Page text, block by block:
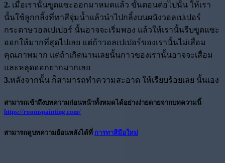
2. เมื่อเรานั้นขูดแซะออกมาหมดแล้ว ขั้นตอนต่อไปนั้น ให้เรา
นั้นใช้ลูกกลิ้งที่ทาสีจุ่มน้ำแล้วนำไปกลิ้งบนผนังวอลเปเปอร์
กระดาษวอลเปเปอร์ นั้นอาจจะเริ่มพอง แล้วให้เรานั้นรีบขูดแซะ
ออกให้มากที่สุดไปเลย แต่ถ้าวอลเปเปอร์ของเรานั้นไม่เสื่อม
คุณภาพมาก แต่ถ้าเกิดนานเลยนั้นกาวของเรานั้นอาจจะเสื่อม
และหลุดออกยากมากเลย
3.หลังจากนั้น ก็สามารถทำความสะอาด ให้เรียบร้อยเลย นั้นเอง
สามารถเข้าถึงบทความก่อนหน้าทั้งหมดได้อย่างง่ายดายจากบทความนี้
https://roomspainting.com/
สามารถดูบทความย้อนหลังได้ที่ การทาสีมือใหม่